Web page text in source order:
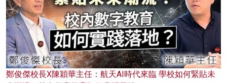
鄭俊傑校長X陳穎華主任：航天AI時代來臨 學校如何緊貼未